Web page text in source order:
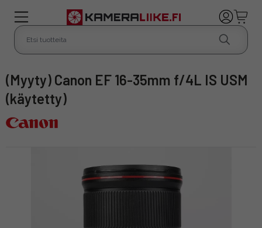
(Myyty) Canon EF 16-35mm f/4L IS USM
(käytetty)